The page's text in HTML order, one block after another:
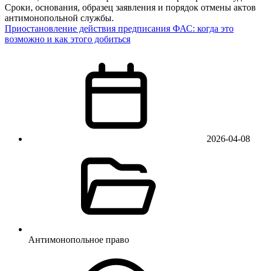
Сроки, основания, образец заявления и порядок отмены актов
антимонопольной службы.
Приостановление действия предписания ФАС: когда это
возможно и как этого добиться
2026-04-08
Антимонопольное право